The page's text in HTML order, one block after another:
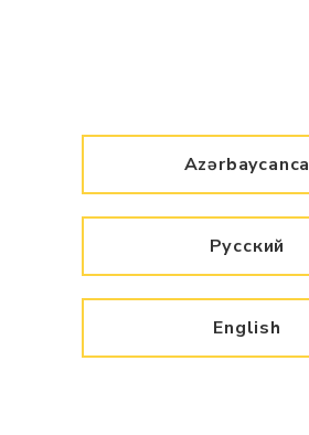
Azərbaycanca
Русский
English